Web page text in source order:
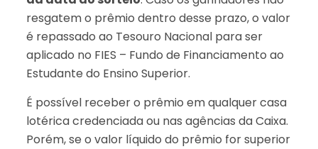
resgatem o prêmio dentro desse prazo, o valor
é repassado ao Tesouro Nacional para ser
aplicado no FIES – Fundo de Financiamento ao
Estudante do Ensino Superior.
É possível receber o prêmio em qualquer casa
lotérica credenciada ou nas agências da Caixa.
Porém, se o valor líquido do prêmio for superior